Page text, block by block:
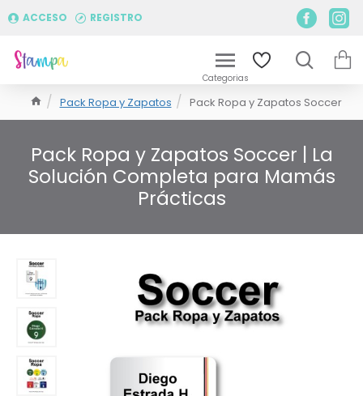
ACCESO REGISTRO
Pack Ropa y Zapatos Pack Ropa y Zapatos Soccer
Pack Ropa y Zapatos Soccer | La
Solución Completa para Mamás
Prácticas